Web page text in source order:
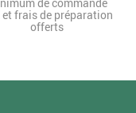
et frais de préparation
offerts